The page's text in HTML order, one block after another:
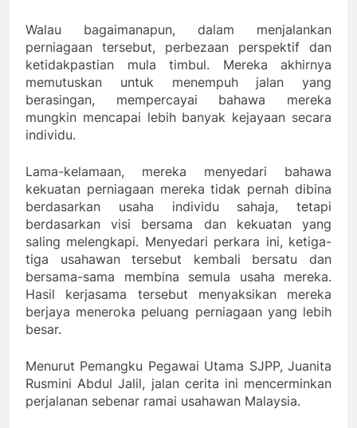
Walau bagaimanapun, dalam menjalankan
perniagaan tersebut, perbezaan perspektif dan
ketidakpastian mula timbul. Mereka akhirnya
memutuskan untuk menempuh jalan yang
berasingan, mempercayai bahawa mereka
mungkin mencapai lebih banyak kejayaan secara
individu.
Lama-kelamaan, mereka menyedari bahawa
kekuatan perniagaan mereka tidak pernah dibina
berdasarkan usaha individu sahaja, tetapi
berdasarkan visi bersama dan kekuatan yang
saling melengkapi. Menyedari perkara ini, ketiga-
tiga usahawan tersebut kembali bersatu dan
bersama-sama membina semula usaha mereka.
Hasil kerjasama tersebut menyaksikan mereka
berjaya meneroka peluang perniagaan yang lebih
besar.
Menurut Pemangku Pegawai Utama SJPP, Juanita
Rusmini Abdul Jalil, jalan cerita ini mencerminkan
perjalanan sebenar ramai usahawan Malaysia.